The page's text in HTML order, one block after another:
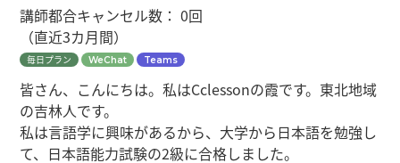
講師都合キャンセル数：0回
（直近3カ月間）
毎日プラン WeChat Teams
皆さん、こんにちは。私はCclessonの霞です。東北地域
の吉林人です。
私は言語学に興味があるから、大学から日本語を勉強し
て、日本語能力試験の2級に合格しました。